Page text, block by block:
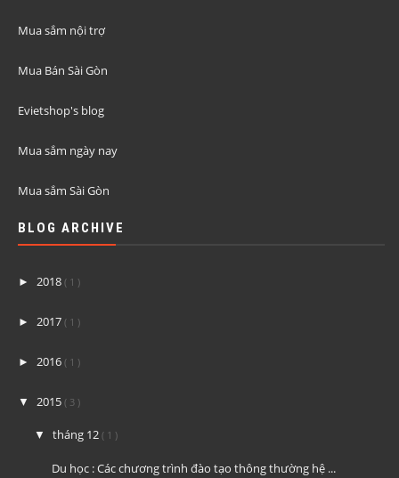
Mua sắm nội trợ
Mua Bán Sài Gòn
Evietshop's blog
Mua sắm ngày nay
Mua sắm Sài Gòn
BLOG ARCHIVE
► 2018 ( 1 )
► 2017 ( 1 )
► 2016 ( 1 )
▼ 2015 ( 3 )
▼tháng 12( 1 )
Du học : Các chương trình đào tạo thông thường hệ ...